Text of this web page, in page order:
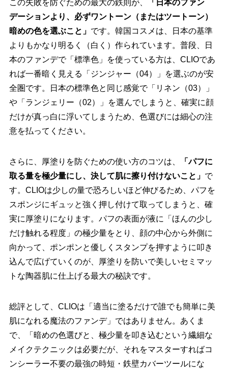
この失敗を防ぐための最大の鉄則が、
「日本のファン
デーションより、必ずワントーン（またはツートーン）
暗めの色を選ぶこと」 です。韓国コスメは、日本の基準
よりもかなり明るく（白く）作られています。普段、日
本のファンデで「標準色」を使っている方は、CLIOであ
れば一番暗く見える「ジンジャー（04）」を選ぶのが安
全圏です。日本の標準色と同じ感覚で「リネン（03）」
や「ランジェリー（02）」を選んでしまうと、確実に顔
だけが真っ白に浮いてしまうため、色選びには細心の注
意を払ってください。
さらに、厚塗りを防ぐための使い方のコツは、
「パフに
取る量を極少量にし、決して肌に擦り付けないこと」 で
す。CLIOは少しの量で恐ろしいほど伸びるため、パフを
スポンジにギュッと強く押し付けて取ってしまうと、確
実に厚塗りになります。パフの表面が液に「ほんの少し
だけ触れる程度」の極少量をとり、顔の中心から外側に
向かって、ポンポンと優しくスタンプを押すように叩き
込んで広げていくのが、厚塗りを防いで美しいセミマッ
トな陶器肌に仕上げる最大の秘訣です。
総評として、CLIOは「適当に塗るだけで誰でも簡単に美
肌になれる魔法のファンデ」ではありません。あくま
で、「暗めの色選びと、極少量を叩き込むという繊細な
メイクテクニックは必要だが、それをマスターすればコ
ンシーラー不要の最強の時短・鉄壁カバーツールにな